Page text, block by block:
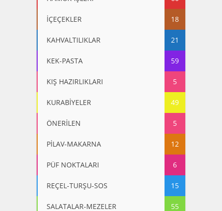
İÇEÇEKLER 18
KAHVALTILIKLAR 21
KEK-PASTA 59
KIŞ HAZIRLIKLARI 5
KURABİYELER 49
ÖNERİLEN 5
PİLAV-MAKARNA 12
PÜF NOKTALARI 6
REÇEL-TURŞU-SOS 15
SALATALAR-MEZELER 55